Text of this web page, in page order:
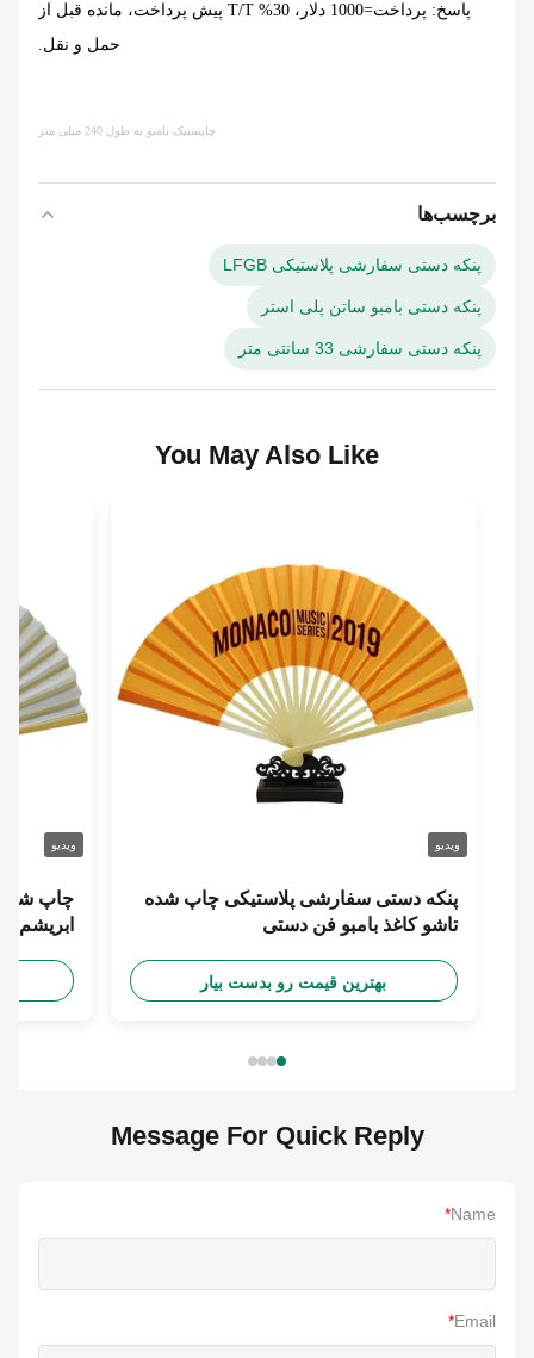
پاسخ: پرداخت=1000 دلار، 30% T/T پیش پرداخت، مانده قبل از
حمل و نقل.
چاپستیک بامبو به طول 240 میلی متر
برچسب‌ها
پنکه دستی سفارشی پلاستیکی LFGB
پنکه دستی بامبو ساتن پلی استر
پنکه دستی سفارشی 33 سانتی متر
You May Also Like
پنکه دستی سفارشی پلاستیکی چاپ شده
تاشو کاغذ بامبو فن دستی
بهترین قیمت رو بدست بیار
چاپ شخصی
ابریشم
Message For Quick Reply
Name
*
Email
*